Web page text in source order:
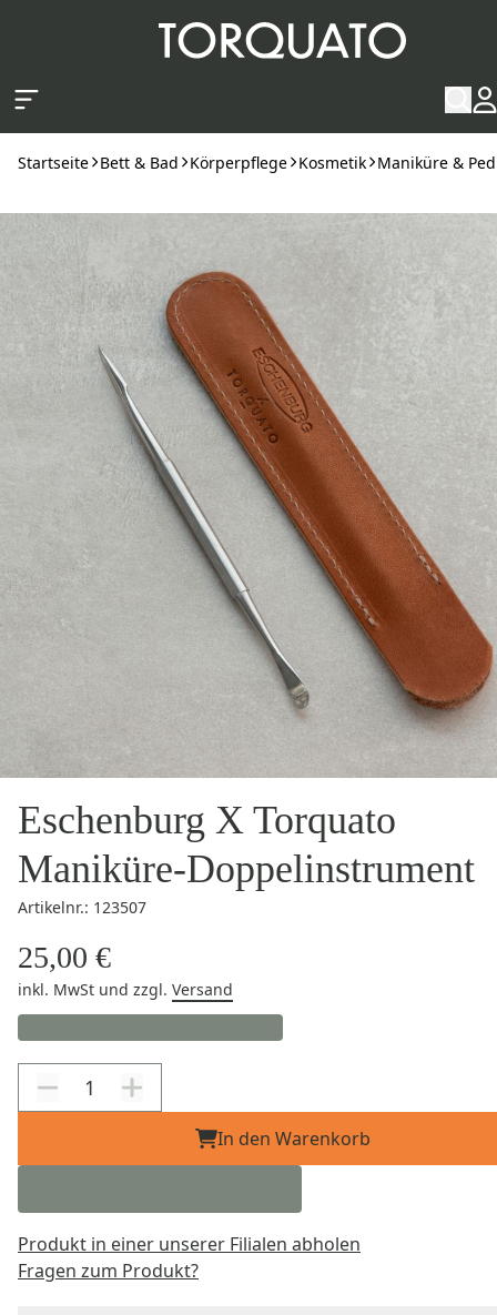
Startseite Bett & Bad Körperpflege Kosmetik Maniküre &
Eschenburg X Torquato
Maniküre-Doppelinstrument
Artikelnr.: 123507
25,00 €
inkl. MwSt und zzgl. Versand
In den Warenkorb
Produkt in einer unserer Filialen abholen
Fragen zum Produkt?